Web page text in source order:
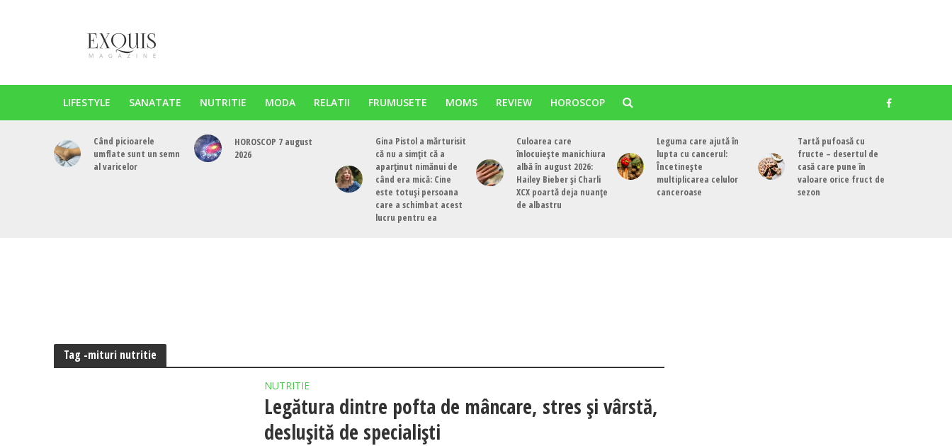
LIFESTYLE SANATATE NUTRITIE MODA RELATII FRUMUSETE MOMS REVIEW HOROSCOP
Când picioarele
umflate sunt un semn
al varicelor
HOROSCOP 7 august
2026
Gina Pistol a mărturisit
că nu a simțit că a
aparținut nimănui de
când era mică: Cine
este totuși persoana
care a schimbat acest
lucru pentru ea
Culoarea care
înlocuiește manichiura
albă în august 2026:
Hailey Bieber și Charli
XCX poartă deja nuanțe
de albastru
Leguma care ajută în
lupta cu cancerul:
Încetinește
multiplicarea celulor
canceroase
Tartă pufoasă cu
fructe – desertul de
casă care pune în
valoare orice fruct de
sezon
Tag -mituri nutritie
NUTRITIE
Legătura dintre pofta de mâncare, stres și vârstă,
deslușită de specialiști